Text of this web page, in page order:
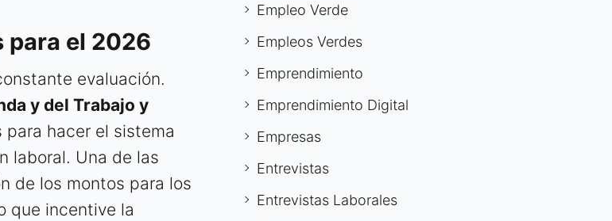
para el 2026
evaluación.
y del Trabajo y
hacer el sistema
laboral. Una de las
de los montos para los
que incentive la
Empleo Verde
Empleos Verdes
Emprendimiento
Emprendimiento Digital
Empresas
Entrevistas
Entrevistas Laborales